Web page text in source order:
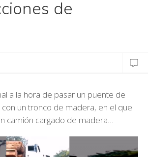
de
a la hora de pasar un puente de
un tronco de madera, en el que
camión cargado de madera…